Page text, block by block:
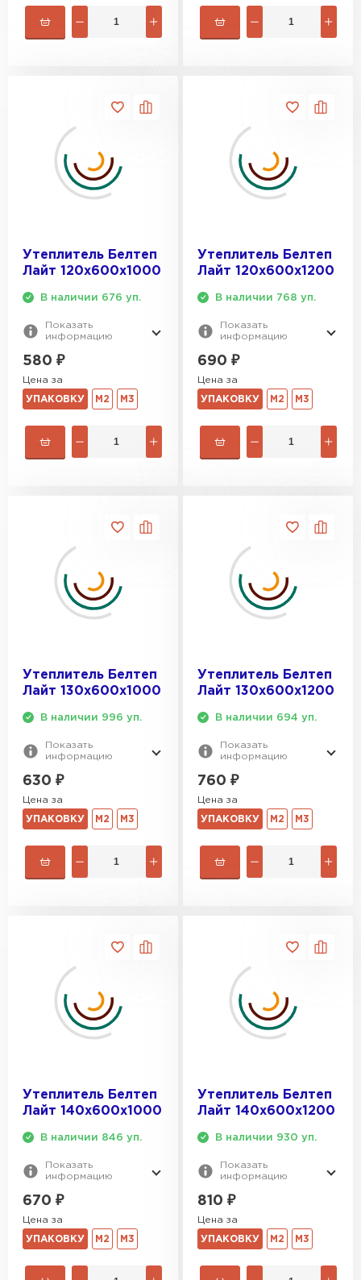
Утеплитель Белтеп
Лайт 120х600х1000
В наличии 676 уп.
Показать
информацию
580 ₽
Цена за
УПАКОВКУ М2 М3
Утеплитель Белтеп
Лайт 120х600х1200
В наличии 768 уп.
Показать
информацию
690 ₽
Цена за
УПАКОВКУ М2 М3
Утеплитель Белтеп
Лайт 130х600х1000
В наличии 996 уп.
Показать
информацию
630 ₽
Цена за
УПАКОВКУ М2 М3
Утеплитель Белтеп
Лайт 130х600х1200
В наличии 694 уп.
Показать
информацию
760 ₽
Цена за
УПАКОВКУ М2 М3
Утеплитель Белтеп
Лайт 140х600х1000
В наличии 846 уп.
Показать
информацию
670 ₽
Цена за
УПАКОВКУ М2 М3
Утеплитель Белтеп
Лайт 140х600х1200
В наличии 930 уп.
Показать
информацию
810 ₽
Цена за
УПАКОВКУ М2 М3